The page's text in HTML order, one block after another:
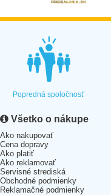
Popredná spoločnosť
Všetko o nákupe
Ako nakupovať
Cena dopravy
Ako platiť
Ako reklamovať
Servisné strediská
Obchodné podmienky
Reklamačné podmienky